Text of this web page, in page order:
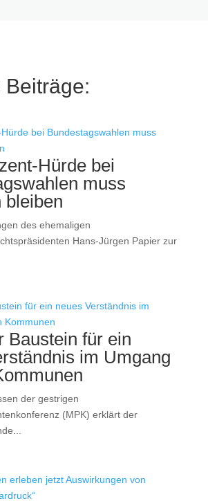
Beiträge:
Hürde bei
muss
bleiben
des ehemaligen
Hans-Jürgen Papier zur
Baustein für ein
im Umgang
der gestrigen
(MPK) erklärt der